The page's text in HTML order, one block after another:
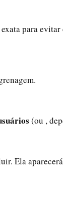
para evitar
(ou ,
Ela